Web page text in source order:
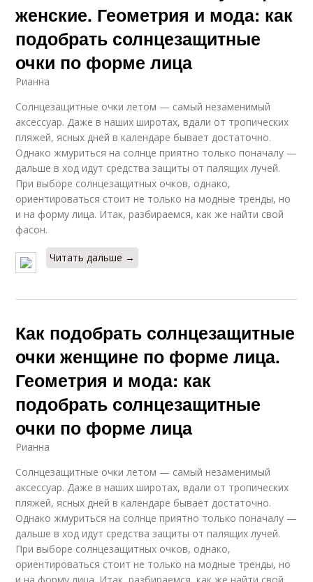
женские. Геометрия и мода: как
подобрать солнцезащитные
очки по форме лица
Рианна
Солнцезащитные очки летом — самый незаменимый
аксессуар. Даже в наших широтах, вдали от тропических
пляжей, ясных дней в календаре бывает достаточно.
Однако жмуриться на солнце приятно только поначалу —
дальше в ход идут средства защиты от палящих лучей.
При выборе солнцезащитных очков, однако,
ориентироваться стоит не только на модные тренды, но
и на форму лица. Итак, разбираемся, как же найти свой
фасон.
Читать дальше →
Как подобрать солнцезащитные
очки женщине по форме лица.
Геометрия и мода: как
подобрать солнцезащитные
очки по форме лица
Рианна
Солнцезащитные очки летом — самый незаменимый
аксессуар. Даже в наших широтах, вдали от тропических
пляжей, ясных дней в календаре бывает достаточно.
Однако жмуриться на солнце приятно только поначалу —
дальше в ход идут средства защиты от палящих лучей.
При выборе солнцезащитных очков, однако,
ориентироваться стоит не только на модные тренды, но
и на форму лица. Итак, разбираемся, как же найти свой